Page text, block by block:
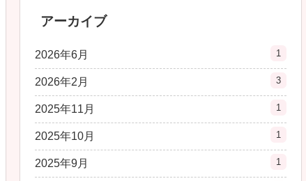
アーカイブ
2026年6月 1
2026年2月 3
2025年11月 1
2025年10月 1
2025年9月 1